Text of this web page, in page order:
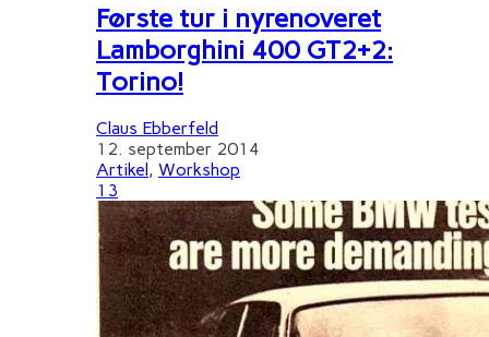
Første tur i nyrenoveret
Lamborghini 400 GT2+2:
Torino!
Claus Ebberfeld
12. september 2014
Artikel , Workshop
13